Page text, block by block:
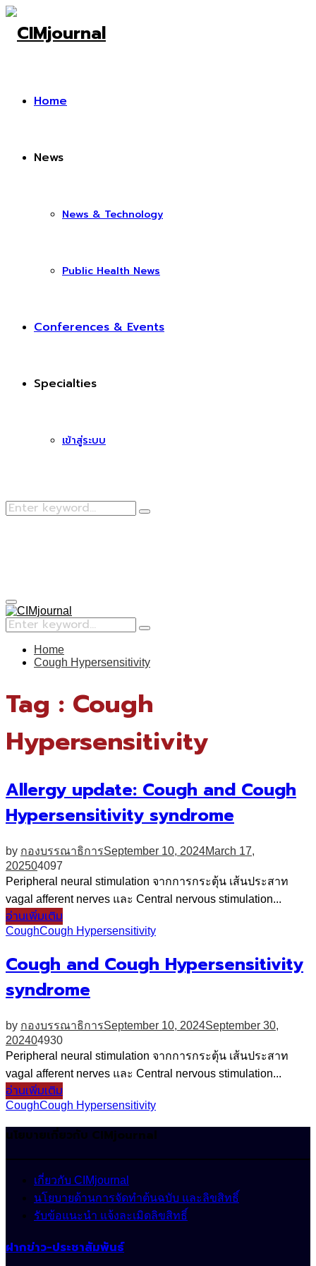
Home
News
News & Technology
Public Health News
Conferences & Events
Specialties
เข้าสู่ระบบ
Search
Search
Primary
Menu
Search
for:
Search
Home
Cough Hypersensitivity
Tag : Cough
Hypersensitivity
Allergy update: Cough and Cough
Hypersensitivity syndrome
by กองบรรณาธิการSeptember 10, 2024March 17,
202504097
Peripheral neural stimulation จากการกระตุ้น เส้นประสาท
vagal afferent nerves และ Central nervous stimulation...
อ่านเพิ่มเติม
CoughCough Hypersensitivity
Cough and Cough Hypersensitivity
syndrome
by กองบรรณาธิการSeptember 10, 2024September 30,
202404930
Peripheral neural stimulation จากการกระตุ้น เส้นประสาท
vagal afferent nerves และ Central nervous stimulation...
อ่านเพิ่มเติม
CoughCough Hypersensitivity
นโยบายเกี่ยวกับ CIMjournal
เกี่ยวกับ CIMjournal
นโยบายด้านการจัดทำต้นฉบับ และลิขสิทธิ์
รับข้อแนะนำ แจ้งละเมิดลิขสิทธิ์
ฝากข่าว-ประชาสัมพันธ์